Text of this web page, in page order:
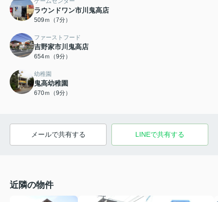
ラウンドワン市川鬼高店
509ｍ（7分）
ファーストフード
吉野家市川鬼高店
654ｍ（9分）
幼稚園
鬼高幼稚園
670ｍ（9分）
メールで共有する LINEで共有する
近隣の物件